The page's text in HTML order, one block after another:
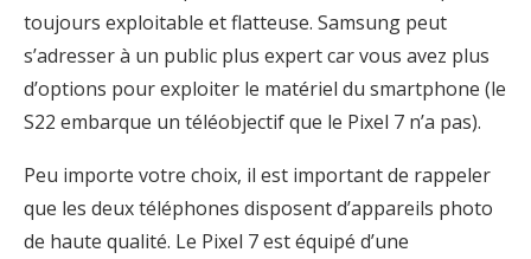
toujours exploitable et flatteuse. Samsung peut
s’adresser à un public plus expert car vous avez plus
d’options pour exploiter le matériel du smartphone (le
S22 embarque un téléobjectif que le Pixel 7 n’a pas).
Peu importe votre choix, il est important de rappeler
que les deux téléphones disposent d’appareils photo
de haute qualité. Le Pixel 7 est équipé d’une